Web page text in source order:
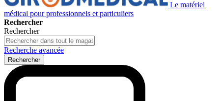
Le matériel
médical pour professionnels et particuliers
Rechercher
Rechercher
Recherche avancée
Rechercher